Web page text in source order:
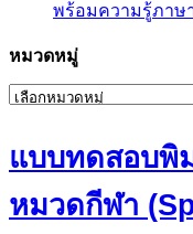
พร้อมความรู้ภาษ
หมวดหมู่
หมวด
แบบทดสอบพิ
หมวดกีฬา